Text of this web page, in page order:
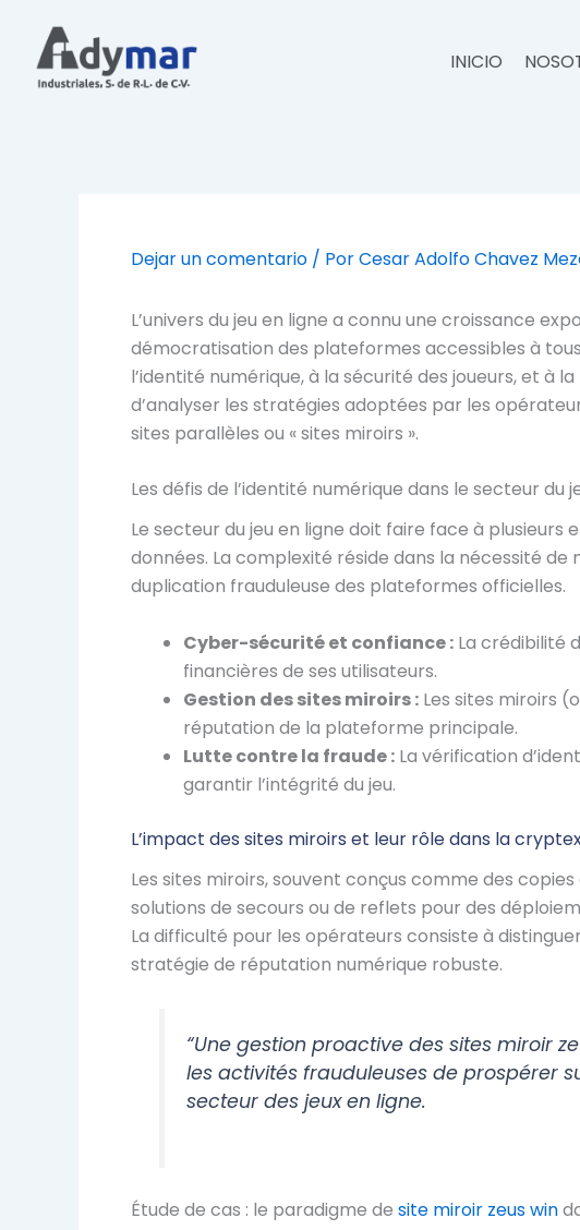
contenido
INICIO
Dejar un comentario / PorCesar Adolfo Chavez
L’univers du jeu en ligne a connu une croissance
démocratisation des plateformes accessibles à
l’identité numérique, à la sécurité des joueurs, et à
d’analyser les stratégies adoptées par les
sites parallèles ou « sites miroirs ».
Les défis de l’identité numérique dans le secteur du
Le secteur du jeu en ligne doit faire face à
données. La complexité réside dans la nécessité
duplication frauduleuse des plateformes officielles.
Cyber-sécurité et confiance : La crédibilité
financières de ses utilisateurs.
Gestion des sites miroirs : Les sites miroirs
réputation de la plateforme principale.
Lutte contre la fraude : La vérification
garantir l’intégrité du jeu.
L’impact des sites miroirs et leur rôle dans la
Les sites miroirs, souvent conçus comme des
solutions de secours ou de reflets pour des
La difficulté pour les opérateurs consiste à
stratégie de réputation numérique robuste.
“Une gestion proactive des sites miroir
les activités frauduleuses de prospérer
secteur des jeux en ligne.
Étude de cas : le paradigme de site miroir zeus win